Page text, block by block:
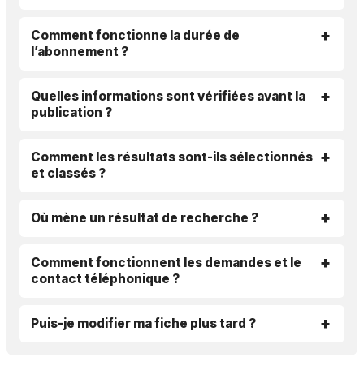
Comment fonctionne la durée de
l’abonnement ?
Quelles informations sont vérifiées avant la
publication ?
Comment les résultats sont-ils sélectionnés
et classés ?
Où mène un résultat de recherche ?
Comment fonctionnent les demandes et le
contact téléphonique ?
Puis-je modifier ma fiche plus tard ?